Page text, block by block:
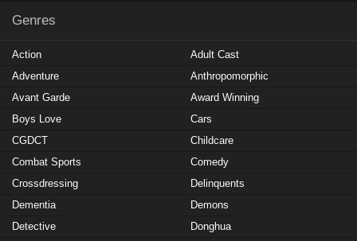
Genres
Action
Adult Cast
Adventure
Anthropomorphic
Avant Garde
Award Winning
Boys Love
Cars
CGDCT
Childcare
Combat Sports
Comedy
Crossdressing
Delinquents
Dementia
Demons
Detective
Donghua